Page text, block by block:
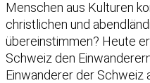
Menschen aus Kulturen
christlichen und
übereinstimmen? Heute
Schweiz den
Einwanderer der Schweiz